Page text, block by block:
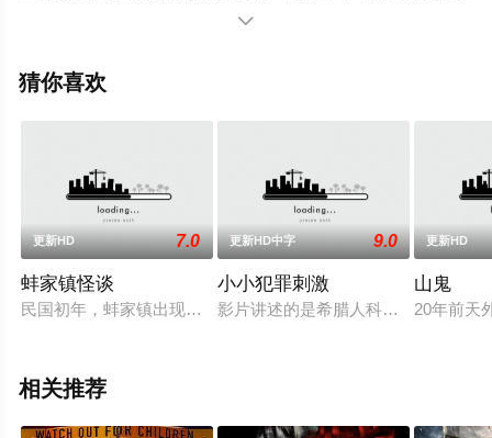
清无删减完整版电影大全就上星空电影网，更多相关信息

猜你喜欢
更新HD 7.0
蚌家镇怪谈
民国初年，蚌家镇出现多起蚌神杀人案件，省警察局派纪鹤川
更新HD中字 9.0
小小犯罪刺激
影片讲述的是希腊人科斯塔、阿尔巴
更新HD
山鬼
20年前天
相关推荐